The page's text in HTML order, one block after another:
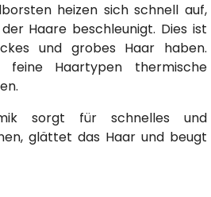
heizen sich schnell auf,
Haare beschleunigt. Dies ist
und grobes Haar haben.
feine Haartypen thermische
sorgt für schnelles und
glättet das Haar und beugt